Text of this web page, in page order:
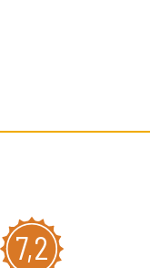
7,2